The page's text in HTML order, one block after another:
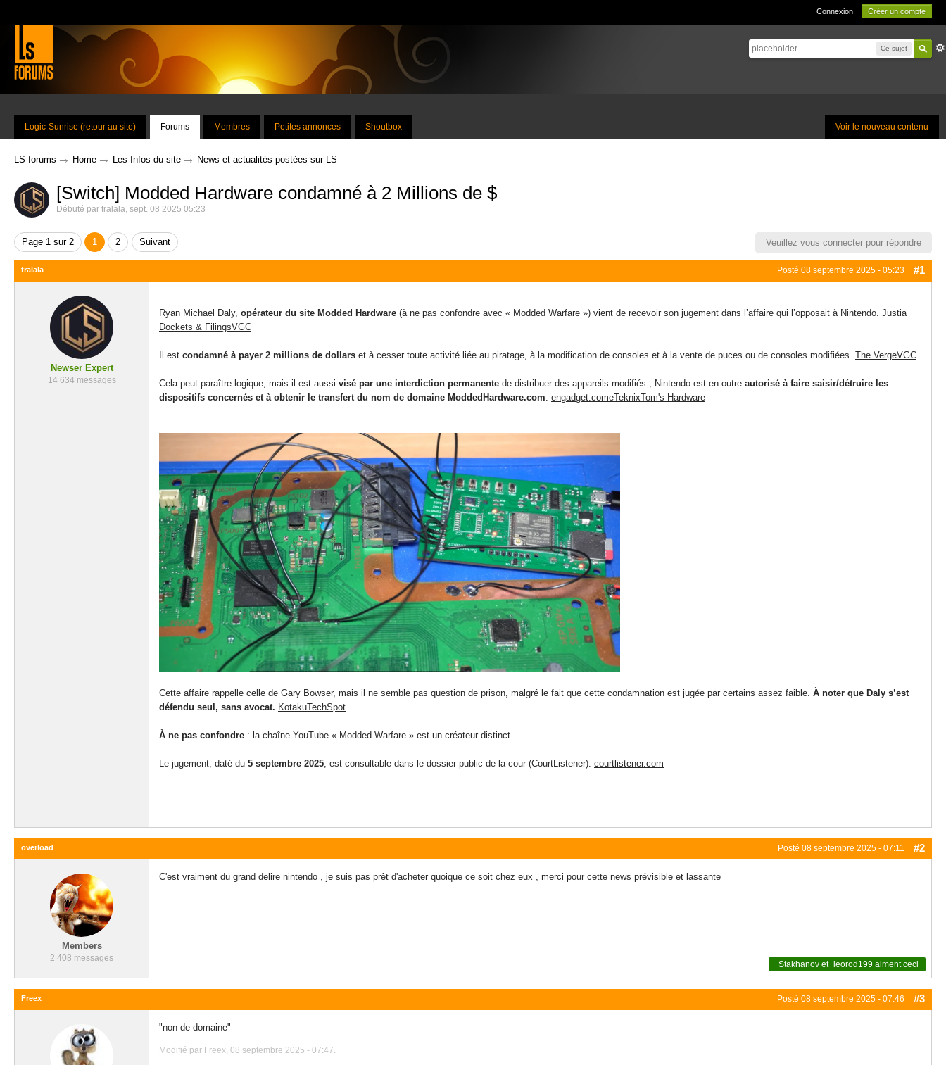
Connexion Créer un compte
Ce sujet
Voir le nouveau contenu
Logic-Sunrise (retour au site) Forums Membres Petites annonces Shoutbox
LS forums → Home → Les Infos du site → News et actualités postées sur LS
[Switch] Modded Hardware condamné à 2 Millions de $
Débuté par tralala, sept. 08 2025 05:23
Page 1 sur 2 1 2 Suivant Veuillez vous connecter pour répondre
Posté 08 septembre 2025 - 05:23 #1
tralala
Newser Expert
14 634 messages
Ryan Michael Daly, opérateur du site Modded Hardware (à ne pas confondre avec « Modded Warfare ») vient de recevoir son jugement dans l’affaire qui l’opposait à Nintendo. Justia
Dockets & FilingsVGC
Il est condamné à payer 2 millions de dollars et à cesser toute activité liée au piratage, à la modification de consoles et à la vente de puces ou de consoles modifiées. The VergeVGC
Cela peut paraître logique, mais il est aussi visé par une interdiction permanente de distribuer des appareils modifiés ; Nintendo est en outre autorisé à faire saisir/détruire les
dispositifs concernés et à obtenir le transfert du nom de domaine ModdedHardware.com. engadget.comeTeknixTom's Hardware
Cette affaire rappelle celle de Gary Bowser, mais il ne semble pas question de prison, malgré le fait que cette condamnation est jugée par certains assez faible. À noter que Daly s’est
défendu seul, sans avocat. KotakuTechSpot
À ne pas confondre : la chaîne YouTube « Modded Warfare » est un créateur distinct.
Le jugement, daté du 5 septembre 2025, est consultable dans le dossier public de la cour (CourtListener). courtlistener.com
Posté 08 septembre 2025 - 07:11 #2
overload
Members
2 408 messages
C'est vraiment du grand delire nintendo , je suis pas prêt d'acheter quoique ce soit chez eux , merci pour cette news prévisible et lassante
Stakhanov et leorod199 aiment ceci
Posté 08 septembre 2025 - 07:46 #3
Freex
"non de domaine"
Modifié par Freex, 08 septembre 2025 - 07:47.